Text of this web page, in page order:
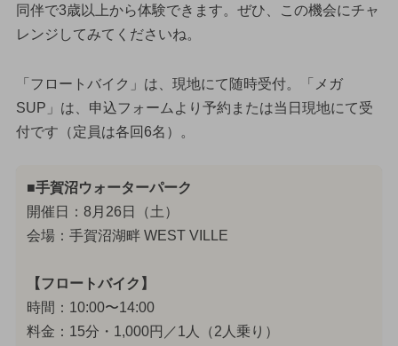
同伴で3歳以上から体験できます。ぜひ、この機会にチャ
レンジしてみてくださいね。
「フロートバイク」は、現地にて随時受付。「メガ
SUP」は、申込フォームより予約または当日現地にて受
付です（定員は各回6名）。
■手賀沼ウォーターパーク
開催日：8月26日（土）
会場：手賀沼湖畔 WEST VILLE
【フロートバイク】
時間：10:00〜14:00
料金：15分・1,000円／1人（2人乗り）